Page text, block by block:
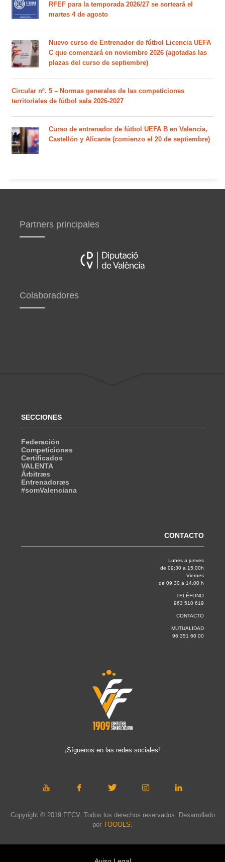
RFEF para la temporada 2026/27 se sorteará el
martes 4 de agosto
Nuevo curso de Entrenador de fútbol Licencia UEFA
C que comenzará en noviembre 2026 (agotadas las
plazas del curso de septiembre)
Circular nº. 5 – Normas generales de las competiciones
territoriales de fútbol sala 2026-2027
Curso de entrenador de fútbol UEFA B en Valencia,
Castellón y Alicante (comienzo el 20 de septiembre)
Partners principales
Colaboradores
SECCIONES
Federación
Competiciones
Certificados
VALENTA
Árbitræs
Entrenadoræs
#somValenciana
CONTACTO
Lunes a jueves
de 09:30 a 15.00h
Viernes
de 09:30 a 14.00 h
TELÉFONO
963 510 619
CONTACTO
MUTUALIDAD
96 351 60 00
¡Síguenos en las redes sociales!
Copyright © 2019 FFCV. Todos los derechos reservados. Desarrollado
por TOOOLS.